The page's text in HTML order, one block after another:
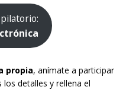
propia, anímate a participar
detalles y rellena el